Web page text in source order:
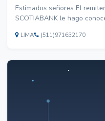
Estimados señores El
SCOTIABANK le hago
vehiculos, capital de
LIMA (511)971632170